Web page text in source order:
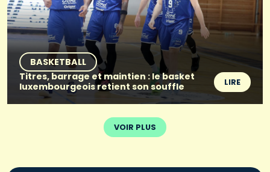
BASKETBALL
Titres, barrage et maintien : le basket
luxembourgeois retient son souffle
LIRE
VOIR PLUS